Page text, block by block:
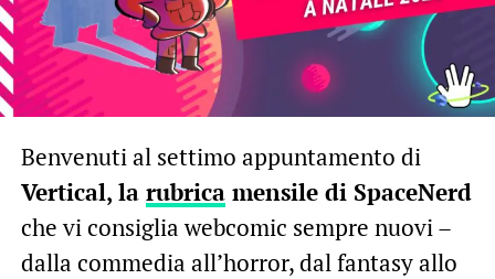
Benvenuti al settimo appuntamento di
Vertical, la rubricamensile di SpaceNerd
che vi consiglia webcomic sempre nuovi –
dalla commedia all’horror, dal fantasy allo